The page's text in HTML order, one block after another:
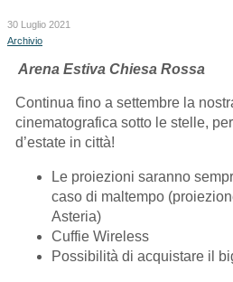
30 Luglio 2021
Archivio
Arena Estiva Chiesa Rossa
Continua fino a settembre la
cinematografica sotto le stelle,
d’estate in città!
Le proiezioni saranno
caso di maltempo
Asteria)
Cuffie Wireless
Possibilità di acquistare il